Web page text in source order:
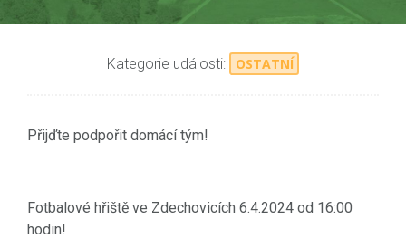
Kategorie události: OSTATNÍ
Přijďte podpořit domácí tým!
Fotbalové hřiště ve Zdechovicích 6.4.2024 od 16:00
hodin!